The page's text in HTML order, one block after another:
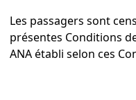
Les passagers sont
présentes Conditions
ANA établi selon ces